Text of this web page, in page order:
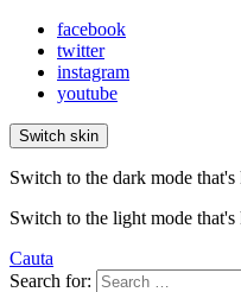
facebook
twitter
instagram
youtube
Switch skin
Switch to the dark mode
Switch to the light mode
Cauta
Search for: